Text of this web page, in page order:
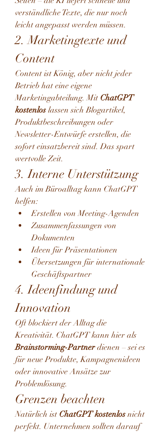
verständliche Texte, die nur noch
leicht angepasst werden müssen.
2. Marketingtexte und
Content
Content ist König, aber nicht jeder
Betrieb hat eine eigene
Marketingabteilung. Mit ChatGPT
kostenlos lassen sich Blogartikel,
Produktbeschreibungen oder
Newsletter-Entwürfe erstellen, die
sofort einsatzbereit sind. Das spart
wertvolle Zeit.
3. Interne Unterstützung
Auch im Büroalltag kann ChatGPT
helfen:
Erstellen von Meeting-Agenden
Zusammenfassungen von
Dokumenten
Ideen für Präsentationen
Übersetzungen für internationale
Geschäftspartner
4. Ideenfindung und
Innovation
Oft blockiert der Alltag die
Brainstorming-Partner dienen – sei es
für neue Produkte, Kampagnenideen
oder innovative Ansätze zur
Problemlösung.
Grenzen beachten
Natürlich ist ChatGPT kostenlos nicht
perfekt. Unternehmen sollten darauf